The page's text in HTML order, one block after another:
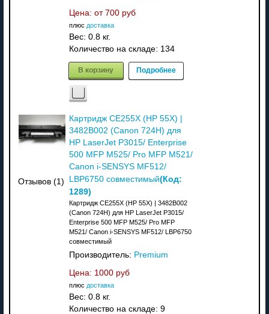
Цена: от 700 руб
плюс доставка
Вес: 0.8 кг.
Количество на складе: 134
В корзину Подробнее
Отзывов (1)
Картридж CE255X (HP 55X) |
3482B002 (Canon 724H) для
HP LaserJet P3015/ Enterprise
500 MFP M525/ Pro MFP M521/
Canon i-SENSYS MF512/
LBP6750 совместимый(Код:
1289)
Картридж CE255X (HP 55X) | 3482B002
(Canon 724H) для HP LaserJet P3015/
Enterprise 500 MFP M525/ Pro MFP
M521/ Canon i-SENSYS MF512/ LBP6750
совместимый
Производитель: Premium
Цена: 1000 руб
плюс доставка
Вес: 0.8 кг.
Количество на складе: 9